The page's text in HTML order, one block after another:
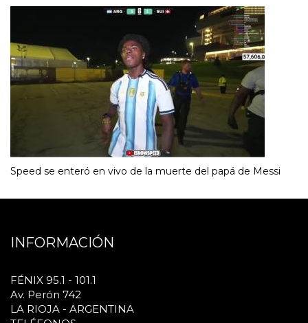
Speed se enteró en vivo de la muerte del papá de Messi
INFORMACIÓN
FÉNIX 95.1 - 101.1
Av. Perón 742
LA RIOJA - ARGENTINA